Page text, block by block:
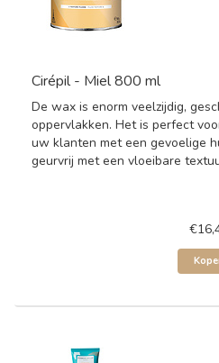
Cirépil - Miel 800 ml
De wax is enorm veelzijdig,
oppervlakken. Het is perfect
uw klanten met een gevoelige
geurvrij met een vloeibare